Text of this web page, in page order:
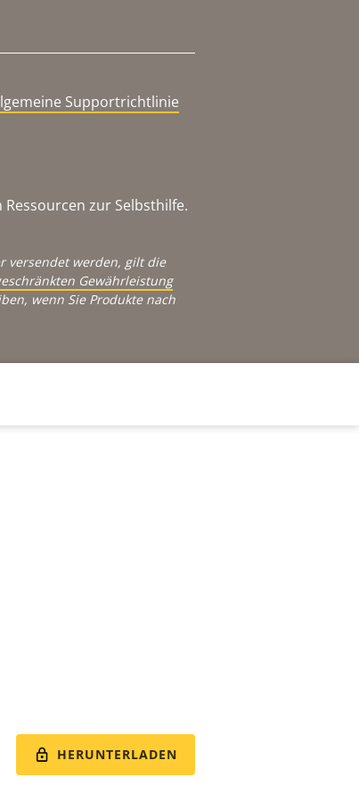
Supportrichtlinie
zur Selbsthilfe.
versendet werden, gilt die
Gewährleistung
wenn Sie Produkte nach
HERUNTERLADEN